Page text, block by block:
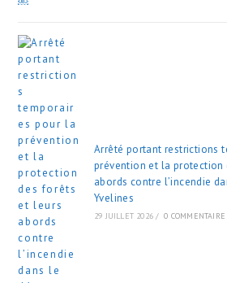
Arrêté portant restrictions
prévention et la protection
abords contre l’incendie
Yvelines
29 JUILLET 2026 / 0 COMMENTAIRE